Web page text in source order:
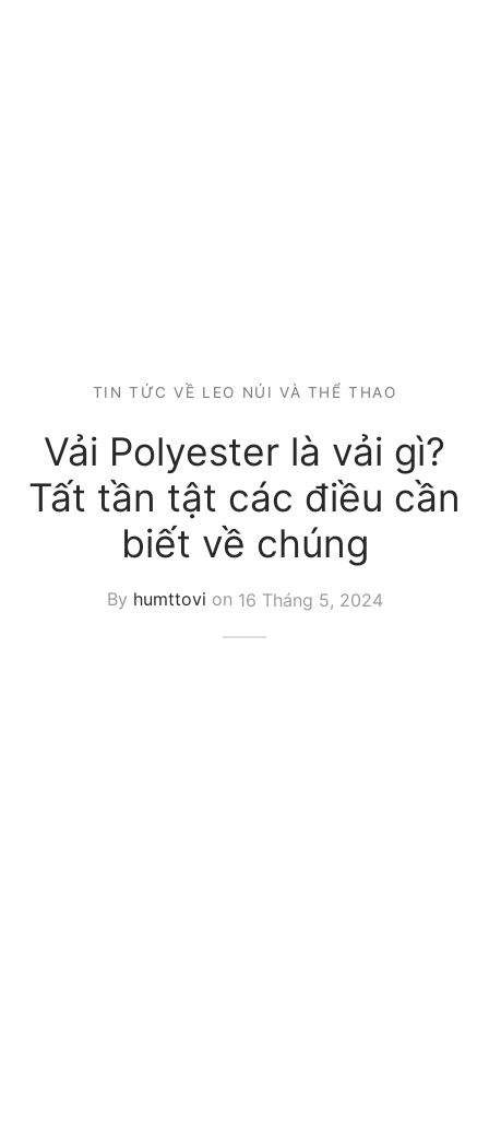
TIN TỨC VỀ LEO NÚI VÀ THỂ THAO
Vải Polyester là vải gì?
Tất tần tật các điều cần
biết về chúng
By humttovi on 16 Tháng 5, 2024